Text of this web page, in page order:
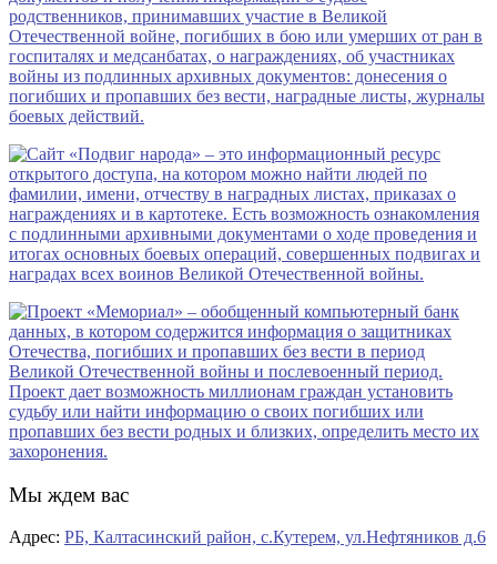
Мы ждем вас
Адрес: РБ, Калтасинский район, с.Кутерем, ул.Нефтяников д.6